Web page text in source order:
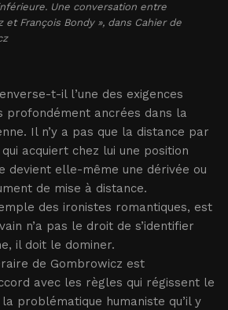
Une conversation entre
et François Bondy », dans Cahier de
t-il l’une des exigences
profondément ancrées dans la
Il n’y a pas que la distance par
acquiert chez lui une position
devient elle-même une dérivée ou
de mise à distance.
des ironistes romantiques, est
n’a pas le droit de s’identifier
il doit le dominer.
de Gombrowicz est
avec les règles qui régissent le
problématique humaniste qu’il y